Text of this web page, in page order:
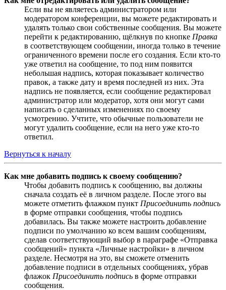
Если вы не являетесь администратором или
модератором конференции, вы можете редактировать и
удалять только свои собственные сообщения. Вы можете
перейти к редактированию, щёлкнув по кнопке Правка
в соответствующем сообщении, иногда только в течение
ограниченного времени после его создания. Если кто-то
уже ответил на сообщение, то под ним появится
небольшая надпись, которая показывает количество
правок, а также дату и время последней из них. Эта
надпись не появляется, если сообщение редактировал
администратор или модератор, хотя они могут сами
написать о сделанных изменениях по своему
усмотрению. Учтите, что обычные пользователи не
могут удалить сообщение, если на него уже кто-то
ответил.
Вернуться к началу
Как мне добавить подпись к своему сообщению?
Чтобы добавить подпись к сообщению, вы должны
сначала создать её в личном разделе. После этого вы
можете отметить флажком пункт Присоединить подпись
в форме отправки сообщения, чтобы подпись
добавилась. Вы также можете настроить добавление
подписи по умолчанию ко всем вашим сообщениям,
сделав соответствующий выбор в параграфе «Отправка
сообщений» пункта «Личные настройки» в личном
разделе. Несмотря на это, вы сможете отменить
добавление подписи в отдельных сообщениях, убрав
флажок Присоединить подпись в форме отправки
сообщения.